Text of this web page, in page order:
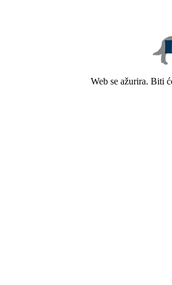
Web se ažurira. Biti